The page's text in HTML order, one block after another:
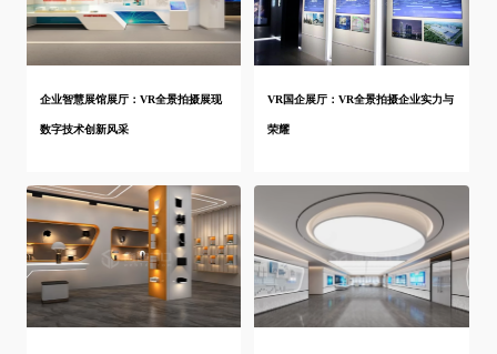
企业智慧展馆展厅：VR全景拍摄展现
数字技术创新风采
VR国企展厅：VR全景拍摄企业实力与
荣耀